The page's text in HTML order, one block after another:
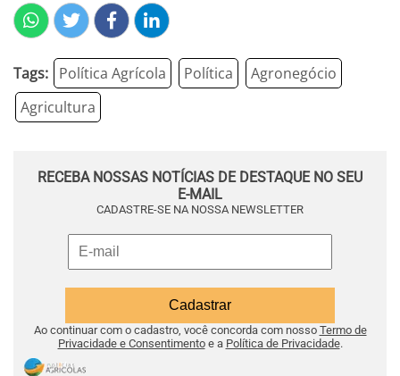
Tags: Política Agrícola Política
Agronegócio
Agricultura
RECEBA NOSSAS NOTÍCIAS DE DESTAQUE NO SEU
E-MAIL
CADASTRE-SE NA NOSSA NEWSLETTER
Ao continuar com o cadastro, você concorda com nosso Termo de
Privacidade e Consentimentoe a Política de Privacidade.